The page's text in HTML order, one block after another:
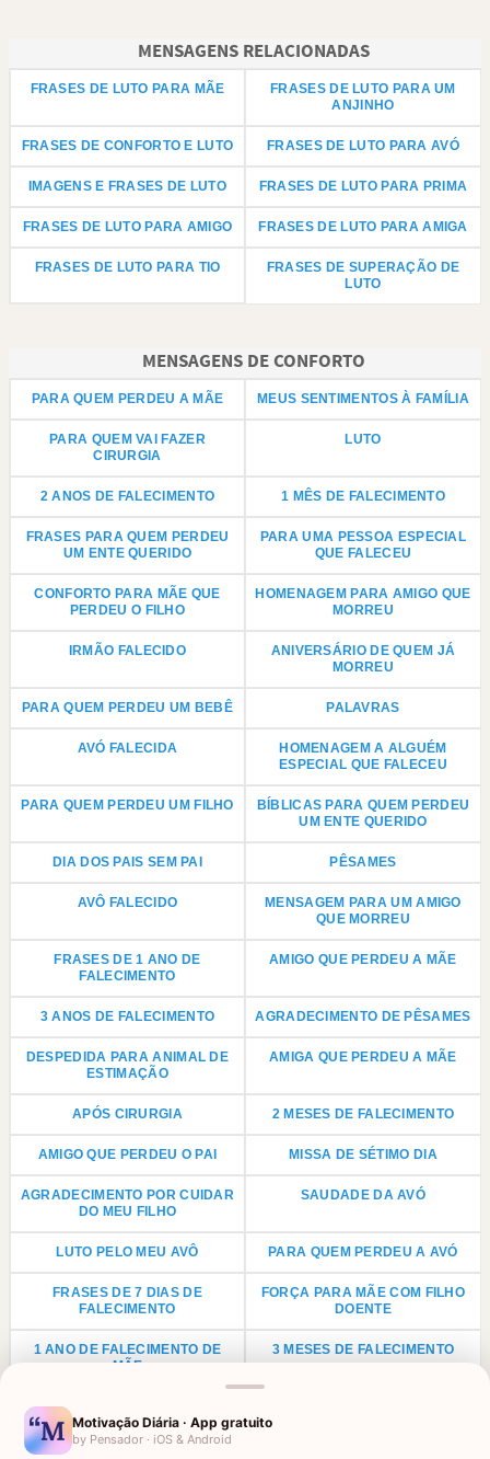
MENSAGENS RELACIONADAS
FRASES DE LUTO PARA MÃE
FRASES DE LUTO PARA UM
ANJINHO
FRASES DE CONFORTO E LUTO FRASES DE LUTO PARA AVÓ
IMAGENS E FRASES DE LUTO FRASES DE LUTO PARA PRIMA
FRASES DE LUTO PARA AMIGO FRASES DE LUTO PARA AMIGA
FRASES DE LUTO PARA TIO
FRASES DE SUPERAÇÃO DE
LUTO
MENSAGENS DE CONFORTO
PARA QUEM PERDEU A MÃE MEUS SENTIMENTOS À FAMÍLIA
PARA QUEM VAI FAZER
CIRURGIA
LUTO
2 ANOS DE FALECIMENTO 1 MÊS DE FALECIMENTO
FRASES PARA QUEM PERDEU
UM ENTE QUERIDO
PARA UMA PESSOA ESPECIAL
QUE FALECEU
CONFORTO PARA MÃE QUE
PERDEU O FILHO
HOMENAGEM PARA AMIGO QUE
MORREU
IRMÃO FALECIDO
ANIVERSÁRIO DE QUEM JÁ
MORREU
PARA QUEM PERDEU UM BEBÊ PALAVRAS
AVÓ FALECIDA
HOMENAGEM A ALGUÉM
ESPECIAL QUE FALECEU
PARA QUEM PERDEU UM FILHO
BÍBLICAS PARA QUEM PERDEU
UM ENTE QUERIDO
DIA DOS PAIS SEM PAI PÊSAMES
AVÔ FALECIDO
MENSAGEM PARA UM AMIGO
QUE MORREU
FRASES DE 1 ANO DE
FALECIMENTO
AMIGO QUE PERDEU A MÃE
3 ANOS DE FALECIMENTO AGRADECIMENTO DE PÊSAMES
DESPEDIDA PARA ANIMAL DE
ESTIMAÇÃO
AMIGA QUE PERDEU A MÃE
APÓS CIRURGIA 2 MESES DE FALECIMENTO
AMIGO QUE PERDEU O PAI MISSA DE SÉTIMO DIA
AGRADECIMENTO POR CUIDAR
DO MEU FILHO
SAUDADE DA AVÓ
LUTO PELO MEU AVÔ PARA QUEM PERDEU A AVÓ
FRASES DE 7 DIAS DE
FALECIMENTO
FORÇA PARA MÃE COM FILHO
DOENTE
1 ANO DE FALECIMENTO DE
MÃE
3 MESES DE FALECIMENTO
AMIGA QUE PERDEU O PAI
Motivação Diária · App gratuito
by Pensador · iOS & Android